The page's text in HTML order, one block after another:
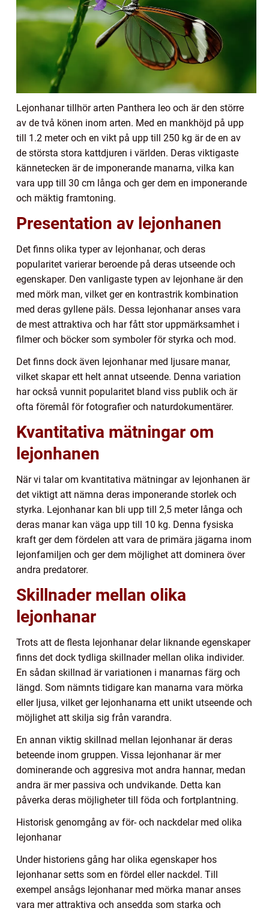
Lejonhanar tillhör arten Panthera leo och är den större
av de två könen inom arten. Med en mankhöjd på upp
till 1.2 meter och en vikt på upp till 250 kg är de en av
de största stora kattdjuren i världen. Deras viktigaste
kännetecken är de imponerande manarna, vilka kan
vara upp till 30 cm långa och ger dem en imponerande
och mäktig framtoning.
Presentation av lejonhanen
Det finns olika typer av lejonhanar, och deras
popularitet varierar beroende på deras utseende och
egenskaper. Den vanligaste typen av lejonhane är den
med mörk man, vilket ger en kontrastrik kombination
med deras gyllene päls. Dessa lejonhanar anses vara
de mest attraktiva och har fått stor uppmärksamhet i
filmer och böcker som symboler för styrka och mod.
Det finns dock även lejonhanar med ljusare manar,
vilket skapar ett helt annat utseende. Denna variation
har också vunnit popularitet bland viss publik och är
ofta föremål för fotografier och naturdokumentärer.
Kvantitativa mätningar om
lejonhanen
När vi talar om kvantitativa mätningar av lejonhanen är
det viktigt att nämna deras imponerande storlek och
styrka. Lejonhanar kan bli upp till 2,5 meter långa och
deras manar kan väga upp till 10 kg. Denna fysiska
kraft ger dem fördelen att vara de primära jägarna inom
lejonfamiljen och ger dem möjlighet att dominera över
andra predatorer.
Skillnader mellan olika
lejonhanar
Trots att de flesta lejonhanar delar liknande egenskaper
finns det dock tydliga skillnader mellan olika individer.
En sådan skillnad är variationen i manarnas färg och
längd. Som nämnts tidigare kan manarna vara mörka
eller ljusa, vilket ger lejonhanarna ett unikt utseende och
möjlighet att skilja sig från varandra.
En annan viktig skillnad mellan lejonhanar är deras
beteende inom gruppen. Vissa lejonhanar är mer
dominerande och aggresiva mot andra hannar, medan
andra är mer passiva och undvikande. Detta kan
påverka deras möjligheter till föda och fortplantning.
Historisk genomgång av för- och nackdelar med olika
lejonhanar
Under historiens gång har olika egenskaper hos
lejonhanar setts som en fördel eller nackdel. Till
exempel ansågs lejonhanar med mörka manar anses
vara mer attraktiva och ansedda som starka och